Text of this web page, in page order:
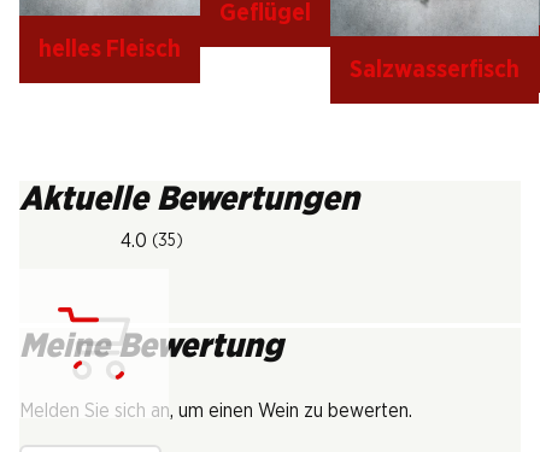
helles Fleisch
Geflügel
Salzwasserfisch
Aktuelle Bewertungen
4.0 (35)
Meine Bewertung
Melden Sie sich an, um einen Wein zu bewerten.